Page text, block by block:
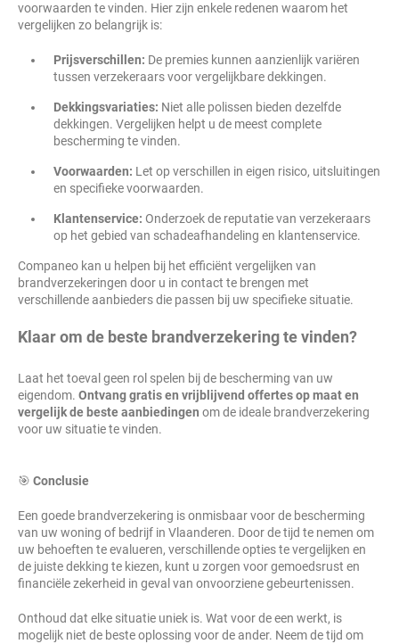
voorwaarden te vinden. Hier zijn enkele redenen waarom het
vergelijken zo belangrijk is:
Prijsverschillen: De premies kunnen aanzienlijk variëren
tussen verzekeraars voor vergelijkbare dekkingen.
Dekkingsvariaties: Niet alle polissen bieden dezelfde
dekkingen. Vergelijken helpt u de meest complete
bescherming te vinden.
Voorwaarden: Let op verschillen in eigen risico, uitsluitingen
en specifieke voorwaarden.
Klantenservice: Onderzoek de reputatie van verzekeraars
op het gebied van schadeafhandeling en klantenservice.
Companeo kan u helpen bij het efficiënt vergelijken van
brandverzekeringen door u in contact te brengen met
verschillende aanbieders die passen bij uw specifieke situatie.
Klaar om de beste brandverzekering te vinden?
Laat het toeval geen rol spelen bij de bescherming van uw
eigendom. Ontvang gratis en vrijblijvend offertes op maat en
vergelijk de beste aanbiedingen om de ideale brandverzekering
voor uw situatie te vinden.
🎯 Conclusie
Een goede brandverzekering is onmisbaar voor de bescherming
van uw woning of bedrijf in Vlaanderen. Door de tijd te nemen om
uw behoeften te evalueren, verschillende opties te vergelijken en
de juiste dekking te kiezen, kunt u zorgen voor gemoedsrust en
financiële zekerheid in geval van onvoorziene gebeurtenissen.
Onthoud dat elke situatie uniek is. Wat voor de een werkt, is
mogelijk niet de beste oplossing voor de ander. Neem de tijd om